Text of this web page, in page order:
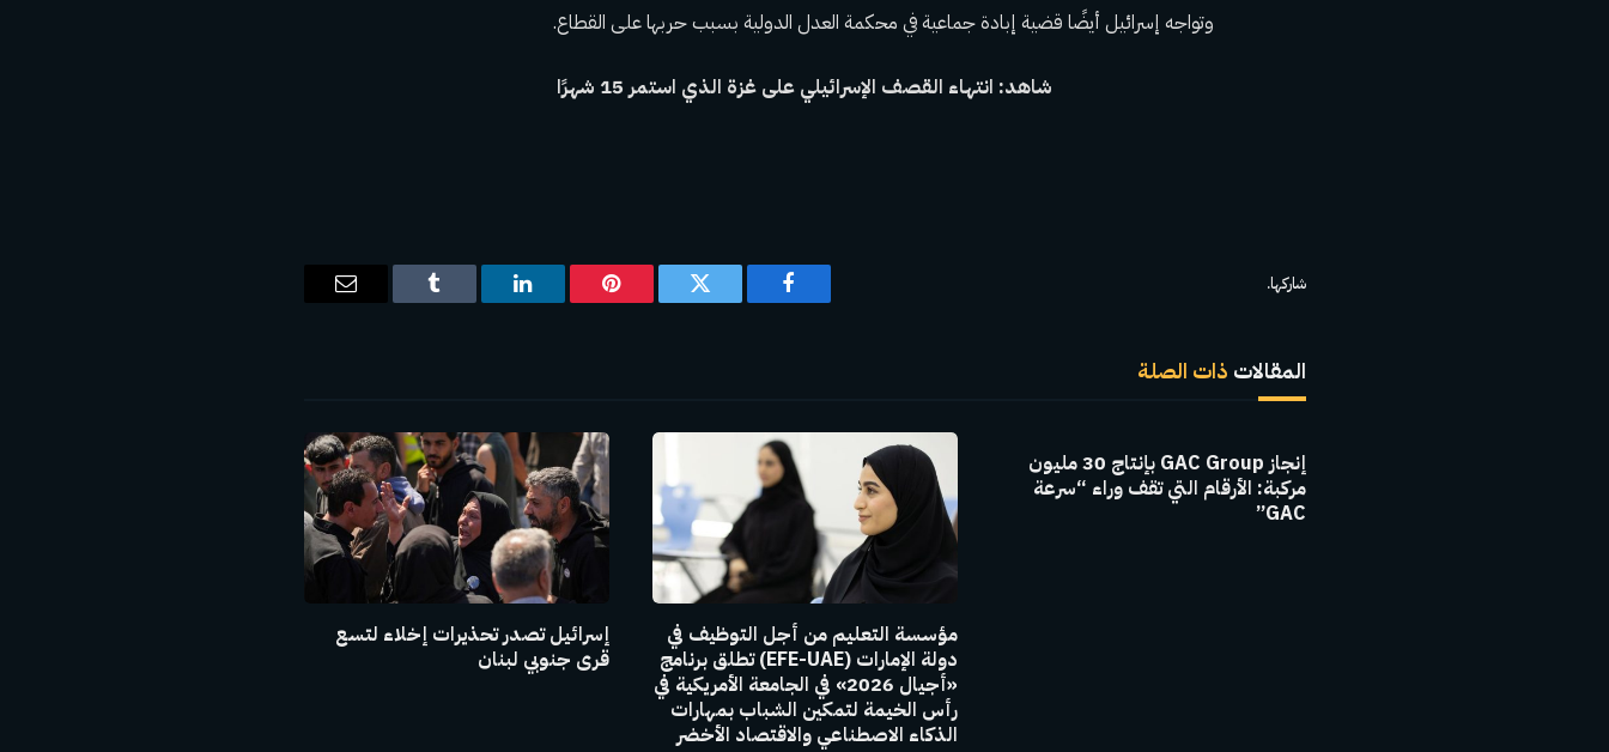
وتواجه إسرائيل أيضًا قضية إبادة جماعية في محكمة العدل الدولية بسبب حربها على القطاع.
شاهد: انتهاء القصف الإسرائيلي على غزة الذي استمر 15 شهرًا
شاركها.
فيسبوك تويتر بينتيريستلينكدإن Tumblr
البريد
المقالات ذات الصلة
إنجاز GAC Group بإنتاج 30 مليون
مركبة: الأرقام التي تقف وراء “سرعة
GAC”
مؤسسة التعليم من أجل التوظيف في
دولة الإمارات (EFE-UAE) تطلق برنامج
«أجيال 2026» في الجامعة الأمريكية في
رأس الخيمة لتمكين الشباب بمهارات
الذكاء الاصطناعي والاقتصاد الأخضر
إسرائيل تصدر تحذيرات إخلاء لتسع
قرى جنوبي لبنان